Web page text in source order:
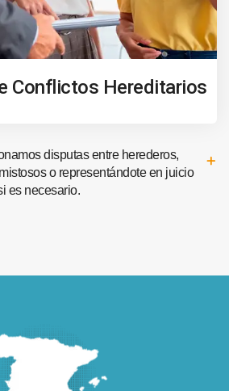
Conflictos Hereditarios
disputas entre herederos,
o representándote en juicio
es necesario.